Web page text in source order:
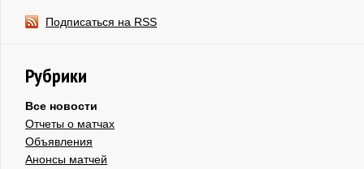
Подписаться на RSS
Рубрики
Все новости
Отчеты о матчах
Объявления
Анонсы матчей